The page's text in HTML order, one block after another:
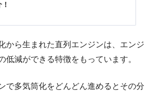
から生まれた直列エンジンは、エンジ
低減ができる特徴をもっています。
で多気筒化をどんどん進めるとその分